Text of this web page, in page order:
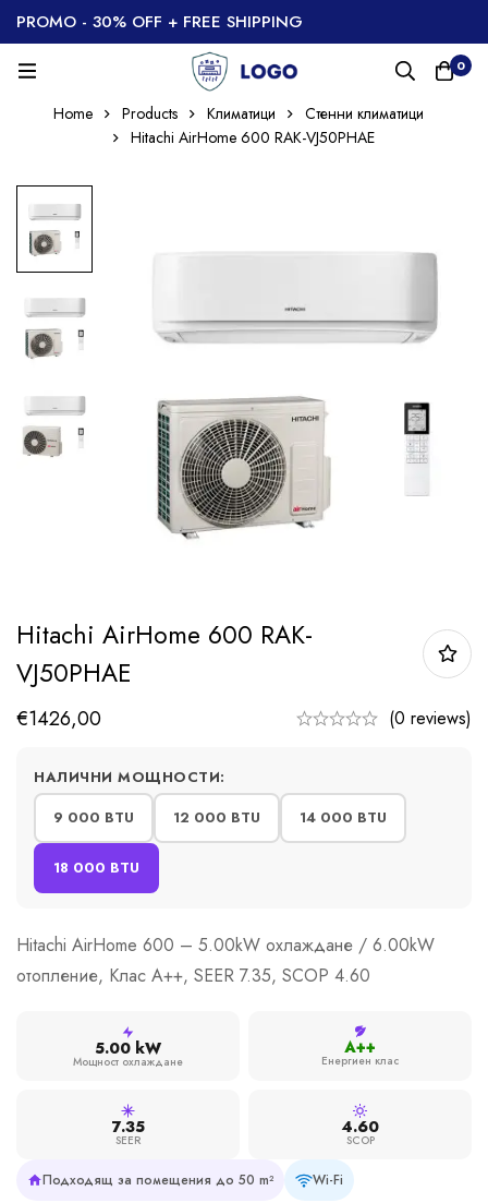
PROMO - 30% OFF + FREE SHIPPING
0
Home Products Климатици
Стенни климатици
Hitachi AirHome 600 RAK-VJ50PHAE
Hitachi AirHome 600 RAK-
VJ50PHAE
€1426,00 (0 reviews)
НАЛИЧНИ МОЩНОСТИ:
9 000 BTU
12 000 BTU 14 000 BTU
18 000 BTU
Hitachi AirHome 600 – 5.00kW охлаждане / 6.00kW
отопление, Клас A++, SEER 7.35, SCOP 4.60
5.00 kW
Мощност охлаждане
A++
Енергиен клас
7.35
SEER
4.60
SCOP
Подходящ за помещения до 50 m² Wi-Fi